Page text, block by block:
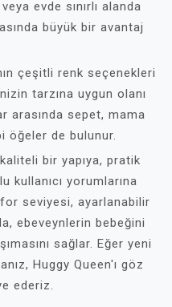
evde sınırlı alanda
büyük bir avantaj
çeşitli renk seçenekleri
tarzına uygun olanı
arasında sepet, mama
öğeler de bulunur.
bir yapıya, pratik
kullanıcı yorumlarına
seviyesi, ayarlanabilir
ebeveynlerin bebeğini
sağlar. Eğer yeni
Huggy Queen'ı göz
ederiz.